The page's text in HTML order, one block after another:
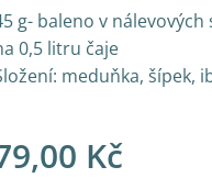
g- baleno v nálevových
0,5 litru čaje
meduňka, šípek,
Kč